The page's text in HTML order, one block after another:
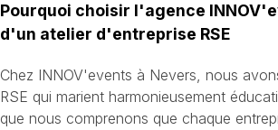
Pourquoi choisir l'agence
d'un atelier d'entreprise RSE
Chez INNOV'events à Nevers, nous
RSE qui marient harmonieusement
que nous comprenons que chaque